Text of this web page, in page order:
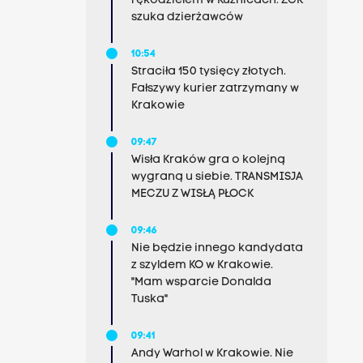
szuka dzierżawców
10:54
Straciła 150 tysięcy złotych.
Fałszywy kurier zatrzymany w
Krakowie
09:47
Wisła Kraków gra o kolejną
wygraną u siebie. TRANSMISJA
MECZU Z WISŁĄ PŁOCK
09:46
Nie będzie innego kandydata
z szyldem KO w Krakowie.
"Mam wsparcie Donalda
Tuska"
09:41
Andy Warhol w Krakowie. Nie